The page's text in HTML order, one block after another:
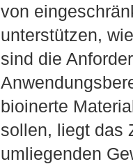
von
unterstützen,
sind die
bioinerte
sollen, liegt das
umliegenden